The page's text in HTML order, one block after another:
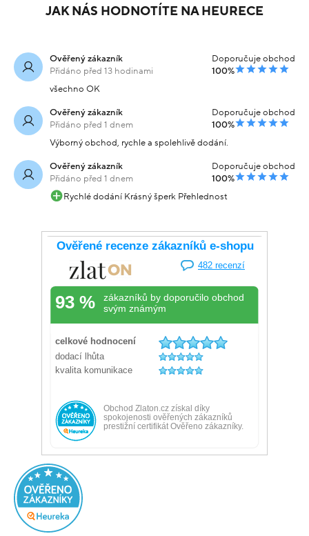
JAK NÁS HODNOTÍTE NA HEURECE
Ověřený zákazník
Přidáno před 13 hodinami
Doporučuje obchod
100%
všechno OK
Ověřený zákazník
Přidáno před 1 dnem
Doporučuje obchod
100%
Výborný obchod, rychle a spolehlivě dodání.
Ověřený zákazník
Přidáno před 1 dnem
Doporučuje obchod
100%
Rychlé dodání Krásný šperk Přehlednost